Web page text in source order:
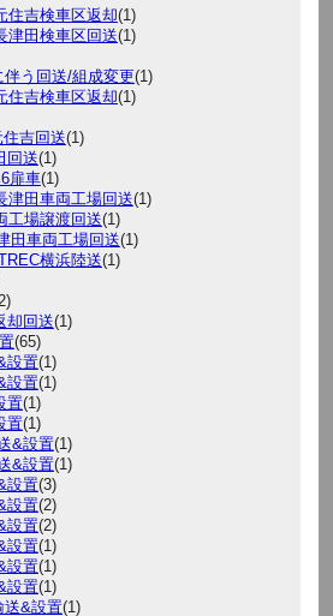
住吉検車区返却(1)
津田検車区回送(1)
伴う回送/組成変更(1)
住吉検車区返却(1)
吉回送(1)
回送(1)
扉車(1)
津田車両工場回送(1)
工場譲渡回送(1)
田車両工場回送(1)
横浜陸送(1)
却回送(1)
(65)
設置(1)
設置(1)
置(1)
置(1)
&設置(1)
&設置(1)
設置(3)
設置(2)
設置(2)
設置(1)
設置(1)
設置(1)
送&設置(1)